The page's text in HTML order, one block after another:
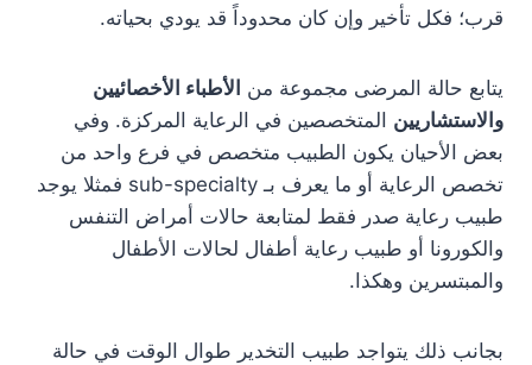
قرب؛ فكل تأخير وإن كان محدوداً قد يودي بحياته.
يتابع حالة المرضى مجموعة من الأطباء الأخصائيين
والاستشاريين المتخصصين في الرعاية المركزة. وفي
بعض الأحيان يكون الطبيب متخصص في فرع واحد من
تخصص الرعاية أو ما يعرف بـ sub-specialty فمثلا يوجد
طبيب رعاية صدر فقط لمتابعة حالات أمراض التنفس
والكورونا أو طبيب رعاية أطفال لحالات الأطفال
والمبتسرين وهكذا.
بجانب ذلك يتواجد طبيب التخدير طوال الوقت في حالة